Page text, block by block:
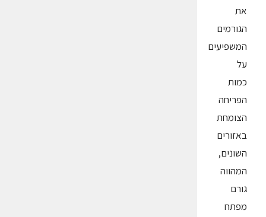
את
הגורמים
המשפיעים
על
כמות
הפריחה
הצומחת
באזורים
השונים,
המהווה
גורם
מפתח